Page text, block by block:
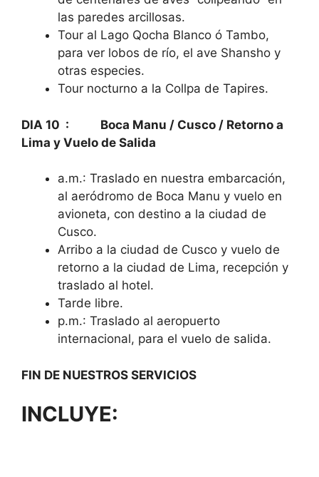
las paredes arcillosas.
Tour al Lago Qocha Blanco ó Tambo,
para ver lobos de río, el ave Shansho y
otras especies.
Tour nocturno a la Collpa de Tapires.
DIA 10 : Boca Manu / Cusco / Retorno a
Lima y Vuelo de Salida
a.m.: Traslado en nuestra embarcación,
al aeródromo de Boca Manu y vuelo en
avioneta, con destino a la ciudad de
Cusco.
Arribo a la ciudad de Cusco y vuelo de
retorno a la ciudad de Lima, recepción y
traslado al hotel.
Tarde libre.
p.m.: Traslado al aeropuerto
internacional, para el vuelo de salida.
FIN DE NUESTROS SERVICIOS
INCLUYE: